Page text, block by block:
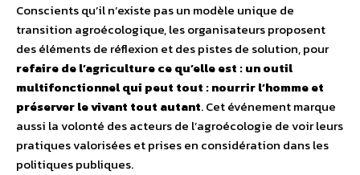
Conscients qu’il n’existe pas un modèle unique de
transition agroécologique, les organisateurs proposent
des éléments de réflexion et des pistes de solution, pour
refaire de l’agriculture ce qu’elle est : un outil
multifonctionnel qui peut tout : nourrir l’homme et
préserver le vivant tout autant. Cet événement marque
aussi la volonté des acteurs de l’agroécologie de voir leurs
pratiques valorisées et prises en considération dans les
politiques publiques.